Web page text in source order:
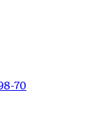
70